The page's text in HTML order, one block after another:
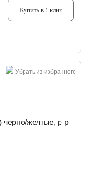
Купить в 1 клик
Убрать из избранного